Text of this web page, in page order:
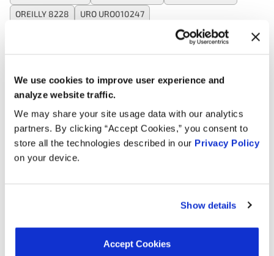
We use cookies to improve user experience and
analyze website traffic.
We may share your site usage data with our analytics
partners. By clicking “Accept Cookies,” you consent to
store all the technologies described in our Privacy Policy
on your device.
Show details
Accept Cookies
OREILLY 8228
URO URO010247
Search:
Anno Marca Modello Cilindrata
2005 Volkswagen
Turbo GAS
Allroad
Quattro
2.7L V6